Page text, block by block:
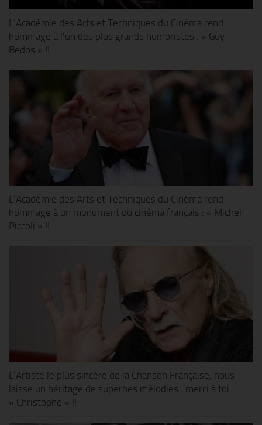
L’Académie des Arts et Techniques du Cinéma rend
hommage à l’un des plus grands humoristes : « Guy
Bedos » !!
L’Académie des Arts et Techniques du Cinéma rend
hommage à un monument du cinéma français : « Michel
Piccoli » !!
L’Artiste le plus sincère de la Chanson Française, nous
laisse un héritage de superbes mélodies…merci à toi
« Christophe » !!